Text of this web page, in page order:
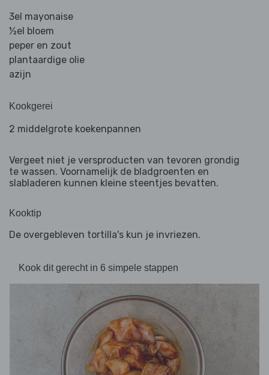
3el mayonaise
½el bloem
peper en zout
plantaardige olie
azijn
Kookgerei
2 middelgrote koekenpannen
Vergeet niet je versproducten van tevoren grondig
te wassen. Voornamelijk de bladgroenten en
slabladeren kunnen kleine steentjes bevatten.
Kooktip
De overgebleven tortilla's kun je invriezen.
Kook dit gerecht in 6 simpele stappen